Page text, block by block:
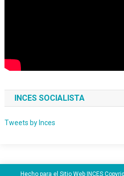
INCES SOCIALISTA
Tweets by Inces
Hecho para el Sitio Web INCES